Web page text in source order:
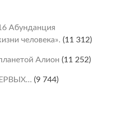
Абунданция
человека». (11 312)
Алион (11 252)
(9 744)